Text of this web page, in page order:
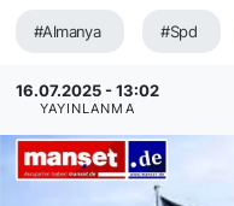
#Almanya #Spd
16.07.2025 - 13:02
YAYINLANMA